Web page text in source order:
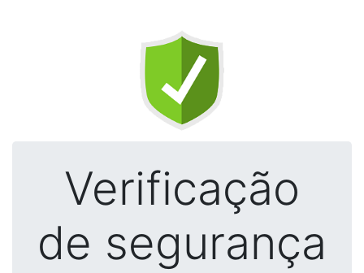
Verificação
de segurança